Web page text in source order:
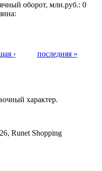
оборот, млн.руб.: 0
› последняя »
характер.
Runet Shopping